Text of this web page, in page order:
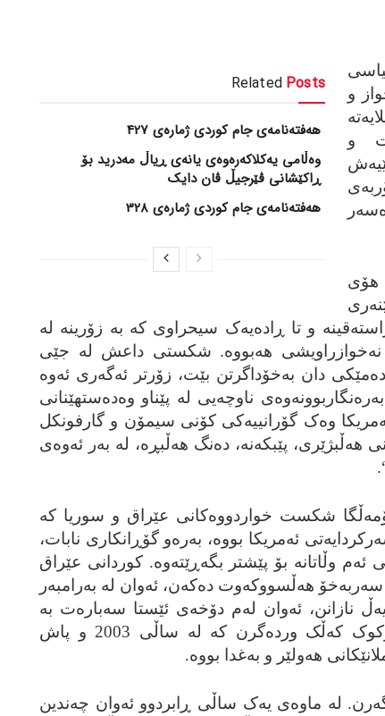
Related Posts
هەفتەنامەی جام کوردی ژمارەی 427
وەڵامی یەکلاکەرەوەی یانەی ڕیاڵ مەدرید بۆ
ڕاکێشانی ڤێرجیڵ ڤان دایک
هەفتەنامەی جام کوردی ژمارەی 328
و
و
هۆی
و تا ڕاده‌یه‌ک سیحراوی که‌ به‌ زۆرینه‌ له‌
نه‌خوازراویشی هه‌بووه‌. شکستی داعش له‌ جێی
دان به‌خۆداگرتن بێت، زۆرتر ئه‌گه‌ری ئه‌وه‌
ناوچه‌یی له‌ پێناو وه‌ده‌ستهێنانی
وه‌ک گۆرانییه‌کی کۆنی سیمۆن و گارفونکل
هه‌ڵبژێری، پێبکه‌نه‌، ده‌نگ هه‌ڵبڕه‌، له‌ به‌ر ئه‌وه‌ی
شکست خواردووه‌کانی عێراق و سوریا که‌
ئه‌مریکا بووه‌، به‌ره‌و گۆڕانکاری نابات،
وڵاتانه‌ بۆ پێشتر بگه‌ڕێته‌وه‌. کوردانی عێراق
هه‌ڵسووکه‌وت ده‌که‌ن، ئه‌وان له‌ به‌رامبه‌ر
نازانن، ئه‌وان له‌م دۆخه‌ی ئێستا سه‌باره‌ت به‌
به‌کارهێنانی ناوچه‌ نه‌وتییه‌کانی که‌رکوک که‌ڵک ورده‌گرن که‌ له‌ ساڵی 2003 و پاش
هه‌ولێر و به‌غدا بووه‌.
له‌ ماوه‌ی یه‌ک ساڵی ڕابردوو ئه‌وان چه‌ندین